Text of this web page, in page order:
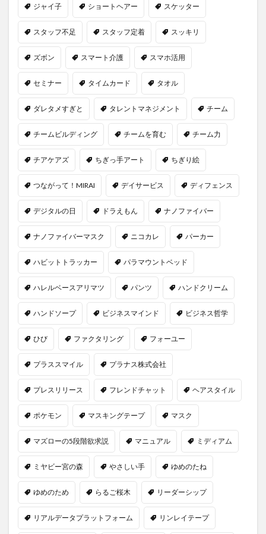
ジャイ子 ショートヘアー スケッター
スタッフ不足 スタッフ定着 スッキリ
ズボン スマート介護 スマホ活用
セミナー タイムカード タオル
ダレタメすぎと タレントマネジメント チーム
チームビルディング チームを育む チーム力
チアケアズ ちぎっ手アート ちぎり絵
つながって！MIRAI デイサービス ディフェンス
デジタルの日 ドラえもん ナノファイバー
ナノファイバーマスク ニコカレ パーカー
ハビットトラッカー パラマウントベッド
ハレルベースアリマツ パンツ ハンドクリーム
ハンドソープ ビジネスマインド ビジネス哲学
ひび ファクタリング フォーユー
プラススマイル プラナス株式会社
プレスリリース フレンドチャット ヘアスタイル
ポケモン マスキングテープ マスク
マズローの5段階欲求説 マニュアル ミディアム
ミヤビー宮の森 やさしい手 ゆめのたね
ゆめのため らるご桜木 リーダーシップ
リアルデータプラットフォーム リンレイテープ